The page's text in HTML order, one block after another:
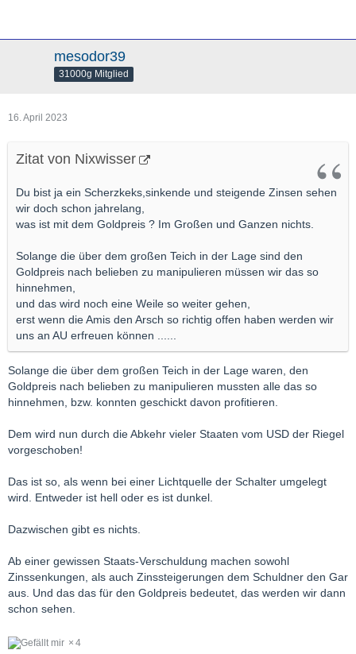
mesodor39
31000g Mitglied
16. April 2023
Zitat von Nixwisser
Du bist ja ein Scherzkeks,sinkende und steigende Zinsen sehen
wir doch schon jahrelang,
was ist mit dem Goldpreis ? Im Großen und Ganzen nichts.
Solange die über dem großen Teich in der Lage sind den
Goldpreis nach belieben zu manipulieren müssen wir das so
hinnehmen,
und das wird noch eine Weile so weiter gehen,
erst wenn die Amis den Arsch so richtig offen haben werden wir
uns an AU erfreuen können ......
Solange die über dem großen Teich in der Lage waren, den
Goldpreis nach belieben zu manipulieren mussten alle das so
hinnehmen, bzw. konnten geschickt davon profitieren.
Dem wird nun durch die Abkehr vieler Staaten vom USD der Riegel
vorgeschoben!
Das ist so, als wenn bei einer Lichtquelle der Schalter umgelegt
wird. Entweder ist hell oder es ist dunkel.
Dazwischen gibt es nichts.
Ab einer gewissen Staats-Verschuldung machen sowohl
Zinssenkungen, als auch Zinssteigerungen dem Schuldner den Gar
aus. Und das das für den Goldpreis bedeutet, das werden wir dann
schon sehen.
4